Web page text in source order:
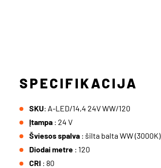
SPECIFIKACIJA
SKU: A-LED/14,4 24V WW/120
Įtampa : 24 V
Šviesos spalva : šilta balta WW (3000K)
Diodai metre : 120
CRI : 80